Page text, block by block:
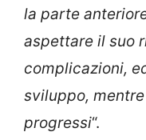
la parte
aspettare il suo
complicazioni,
sviluppo,
progressi“.